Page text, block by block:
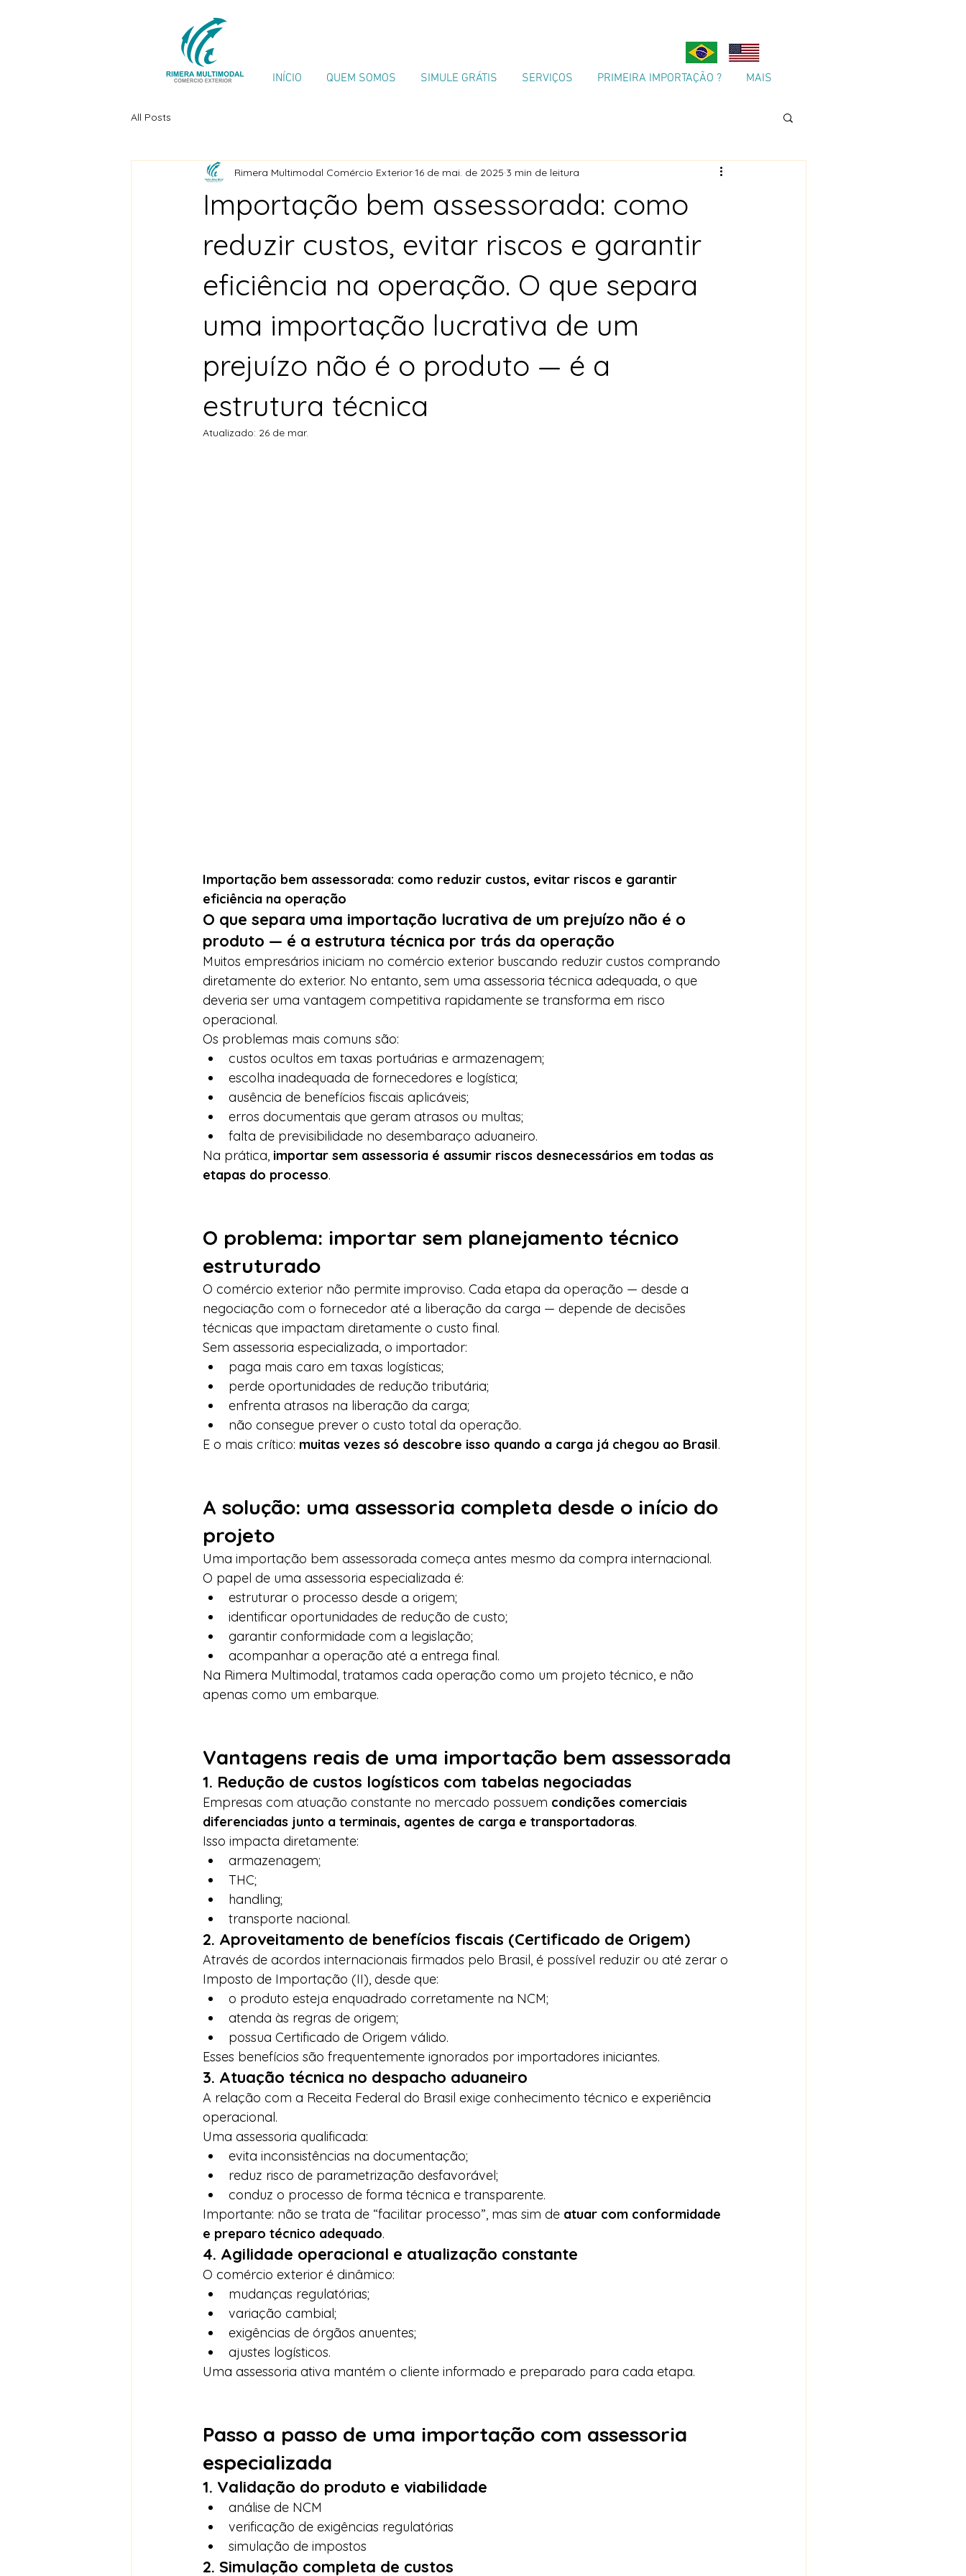
INÍCIO QUEM SOMOS SIMULE GRÁTIS SERVIÇOS PRIMEIRA IMPORTAÇÃO ? MAIS
All Posts
Importação bem assessorada: como
reduzir custos, evitar riscos e garantir
eficiência na operação. O que separa
uma importação lucrativa de um
prejuízo não é o produto — é a
estrutura técnica
Rimera Multimodal Comércio Exterior16 de mai. de 2025 3 min de leitura
Atualizado: 26 de mar.
Importação bem assessorada: como reduzir custos, evitar riscos e garantir
eficiência na operação
O que separa uma importação lucrativa de um prejuízo não é o
produto — é a estrutura técnica por trás da operação
Muitos empresários iniciam no comércio exterior buscando reduzir custos comprando
diretamente do exterior. No entanto, sem uma assessoria técnica adequada, o que
deveria ser uma vantagem competitiva rapidamente se transforma em risco
operacional.
Os problemas mais comuns são:
custos ocultos em taxas portuárias e armazenagem;
escolha inadequada de fornecedores e logística;
ausência de benefícios fiscais aplicáveis;
erros documentais que geram atrasos ou multas;
falta de previsibilidade no desembaraço aduaneiro.
Na prática, importar sem assessoria é assumir riscos desnecessários em todas as
etapas do processo.
O problema: importar sem planejamento técnico
estruturado
O comércio exterior não permite improviso. Cada etapa da operação — desde a
negociação com o fornecedor até a liberação da carga — depende de decisões
técnicas que impactam diretamente o custo final.
Sem assessoria especializada, o importador:
paga mais caro em taxas logísticas;
perde oportunidades de redução tributária;
enfrenta atrasos na liberação da carga;
não consegue prever o custo total da operação.
E o mais crítico: muitas vezes só descobre isso quando a carga já chegou ao Brasil.
A solução: uma assessoria completa desde o início do
projeto
Uma importação bem assessorada começa antes mesmo da compra internacional.
O papel de uma assessoria especializada é:
estruturar o processo desde a origem;
identificar oportunidades de redução de custo;
garantir conformidade com a legislação;
acompanhar a operação até a entrega final.
Na Rimera Multimodal, tratamos cada operação como um projeto técnico, e não
apenas como um embarque.
Vantagens reais de uma importação bem assessorada
1. Redução de custos logísticos com tabelas negociadas
Empresas com atuação constante no mercado possuem condições comerciais
diferenciadas junto a terminais, agentes de carga e transportadoras.
Isso impacta diretamente:
armazenagem;
THC;
handling;
transporte nacional.
2. Aproveitamento de benefícios fiscais (Certificado de Origem)
Através de acordos internacionais firmados pelo Brasil, é possível reduzir ou até zerar o
Imposto de Importação (II), desde que:
o produto esteja enquadrado corretamente na NCM;
atenda às regras de origem;
possua Certificado de Origem válido.
Esses benefícios são frequentemente ignorados por importadores iniciantes.
3. Atuação técnica no despacho aduaneiro
A relação com a Receita Federal do Brasil exige conhecimento técnico e experiência
operacional.
Uma assessoria qualificada:
evita inconsistências na documentação;
reduz risco de parametrização desfavorável;
conduz o processo de forma técnica e transparente.
Importante: não se trata de “facilitar processo”, mas sim de atuar com conformidade
e preparo técnico adequado.
4. Agilidade operacional e atualização constante
O comércio exterior é dinâmico:
mudanças regulatórias;
variação cambial;
exigências de órgãos anuentes;
ajustes logísticos.
Uma assessoria ativa mantém o cliente informado e preparado para cada etapa.
Passo a passo de uma importação com assessoria
especializada
1. Validação do produto e viabilidade
análise de NCM
verificação de exigências regulatórias
simulação de impostos
2. Simulação completa de custos